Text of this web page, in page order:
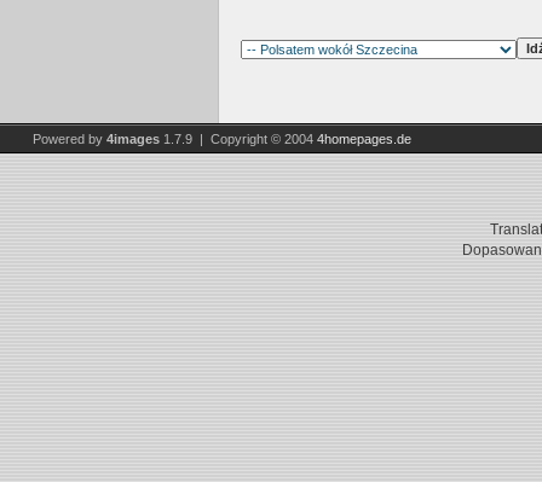
Powered by 4images 1.7.9 | Copyright © 2004 4homepages.de